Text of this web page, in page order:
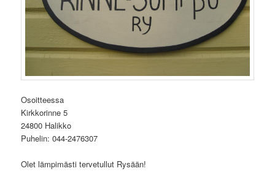
Osoitteessa
Kirkkorinne 5
24800 Halikko
Puhelin: 044-2476307
Olet lämpimästi tervetullut Rysään!